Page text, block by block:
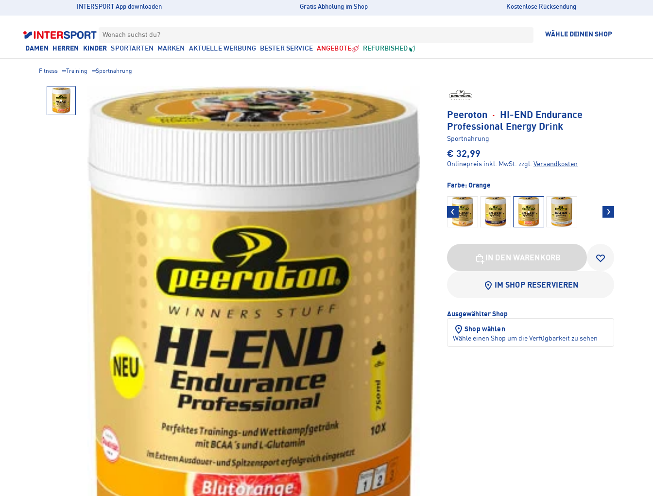
INTERSPORT App downloaden Gratis Abholung im Shop Kostenlose Rücksendung
Wonach suchst du? WÄHLE DEINEN SHOP
DAMEN HERREN KINDER SPORTARTEN MARKEN AKTUELLE WERBUNG BESTER SERVICE ANGEBOTE REFURBISHED
Fitness Training Sportnahrung
Peeroton ·
HI-END Endurance
Professional Energy Drink
Sportnahrung
€ 32,99
Onlinepreis inkl. MwSt. zzgl. Versandkosten
Farbe: Orange
IN DEN WARENKORB
IM SHOP RESERVIEREN
Ausgewählter Shop
Shop wählen
Wähle einen Shop um die Verfügbarkeit zu sehen